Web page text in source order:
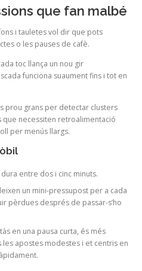
que fan malbé
i tauletes vol dir que pots
o les pauses de cafè.
toc llança un nou gir
funciona suaument fins i tot en
prou grans per detectar clusters
necessiten retroalimentació
per menús llargs.
entre dos i cinc minuts.
un mini‑pressupost per a cada
pèrdues després de passar-s’ho
en una pausa curta, és més
apostes modestes i et centris en